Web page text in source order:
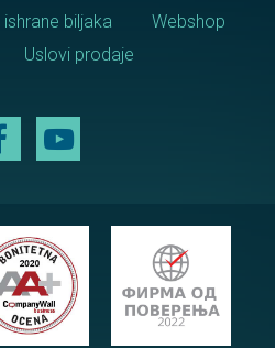
biljaka
Webshop
Uslovi prodaje